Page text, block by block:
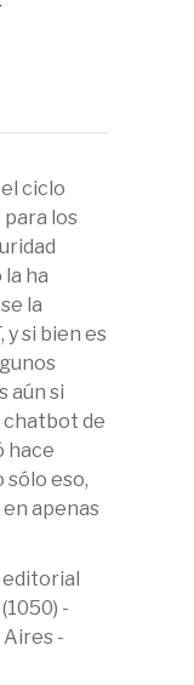
ciclo
los
la ha
la
y si bien es
aún si
chatbot de
hace
sólo eso,
apenas
editorial
-
-